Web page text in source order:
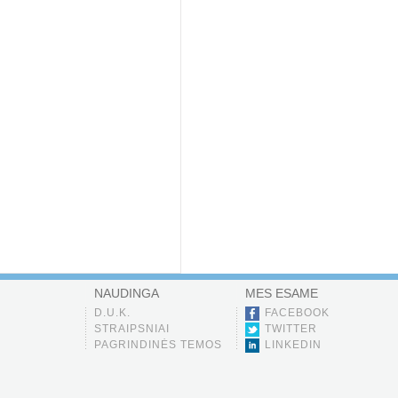
NAUDINGA
D.U.K.
STRAIPSNIAI
PAGRINDINĖS TEMOS
MES ESAME
FACEBOOK
TWITTER
LINKEDIN